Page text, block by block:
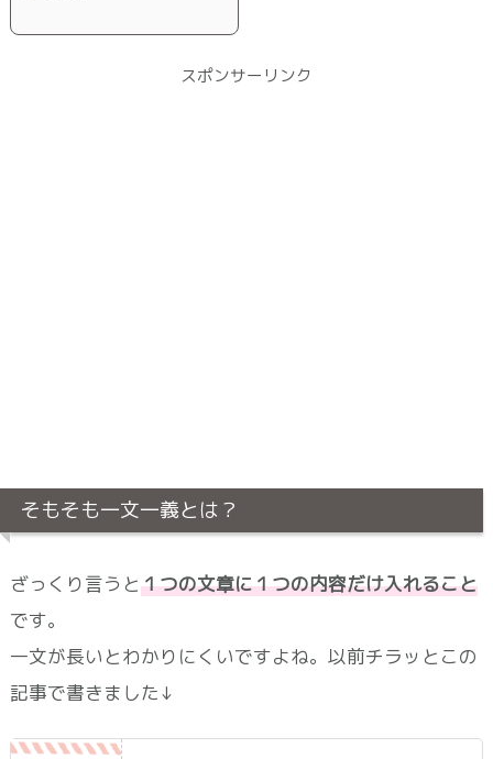
スポンサーリンク
そもそも一文一義とは？
ざっくり言うと１つの文章に１つの内容だけ入れること
です。
一文が長いとわかりにくいですよね。以前チラッとこの
記事で書きました↓